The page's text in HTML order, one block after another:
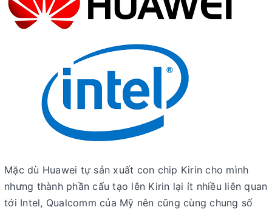
Mặc dù Huawei tự sản xuất con chip Kirin cho mình
nhưng thành phần cấu tạo lên Kirin lại ít nhiều liên quan
tới Intel, Qualcomm của Mỹ nên cũng cùng chung số